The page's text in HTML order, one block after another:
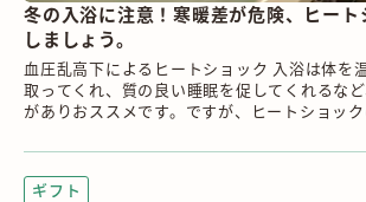
冬の入浴に注意！寒暖差が危険、ヒート
しましょう。
血圧乱高下によるヒートショック 入浴は体を
取ってくれ、質の良い睡眠を促してくれるな
がありおススメです。ですが、ヒートショッ
ギフト